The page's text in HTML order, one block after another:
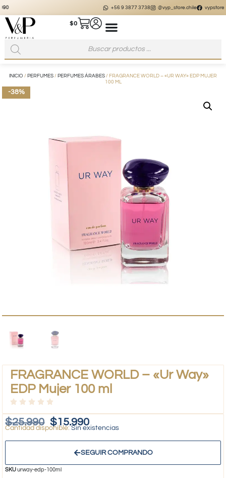
@vyp_store.chile vypstore.cl
$0
INICIO / PERFUMES / PERFUMES ÁRABES / FRAGRANCE WORLD – «UR WAY» EDP MUJER
100 ML
-38%
FRAGRANCE WORLD – «Ur Way»
EDP Mujer 100 ml
$25.990 $15.990
Sin existencias
SEGUIR COMPRANDO
SKUurway-edp-100ml